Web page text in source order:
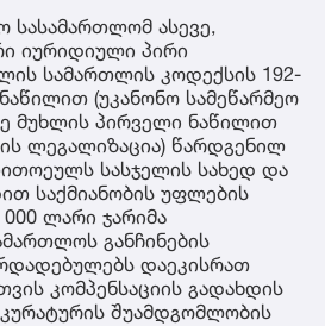
სასამართლომ ასევე,
იურიდიული პირი
სამართლის კოდექსის 192-
(უკანონო სამეწარმეო
ე მუხლის პირველი ნაწილით
ლეგალიზაცია) წარდგენილ
სასჯელის სახედ და
საქმიანობის უფლების
ლარი ჯარიმა
განჩინების
დაეკისრათ
კომპენსაციის გადახდის
შუამდგომლობის